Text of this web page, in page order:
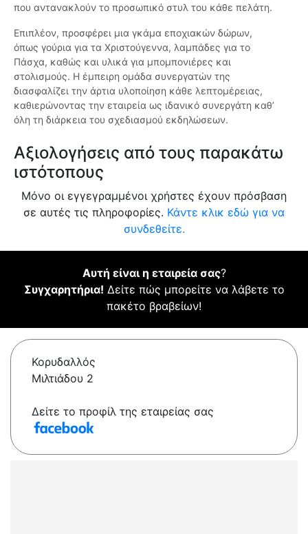
που αντανακλούν το προσωπικό στυλ του κάθε πελάτη.
Επιπλέον, προσφέρει μια γκάμα εποχιακών δώρων,
όπως γούρια για τα Χριστούγεννα, λαμπάδες για το
Πάσχα, καθώς και υλικά για μπομπονιέρες και
στολισμούς. Η έμπειρη ομάδα συνεργατών της
διασφαλίζει την άρτια υλοποίηση κάθε λεπτομέρειας,
καθιερώνοντας την εταιρεία ως ιδανικό συνεργάτη καθ’
όλη τη διάρκεια του σχεδιασμού εκδηλώσεων.
Αξιολογήσεις από τους παρακάτω
ιστότοπους
Μόνο οι εγγεγραμμένοι χρήστες έχουν πρόσβαση
σε αυτές τις πληροφορίες. Κάντε κλικ εδώ για να
συνδεθείτε.
Αυτή είναι η εταιρεία σας?
Συγχαρητήρια! Δείτε πώς μπορείτε να λάβετε το
πακέτο βραβείων!
Κορυδαλλός
Μιλτιάδου 2
Δείτε το προφίλ της εταιρείας σας